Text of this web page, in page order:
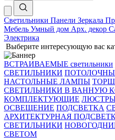
Светильники Панели Зеркала
Мебель Умный дом Арх. декор
Электрика
Выберите интересующую вас
ВСТРАИВАЕМЫЕ светильники
СВЕТИЛЬНИКИ
НАСТОЛЬНЫЕ ЛАМПЫ
СВЕТИЛЬНИКИ В ВАННУЮ
КОМПЛЕКТУЮЩИЕ
ОСВЕЩЕНИЕ ПОДСВЕТКА
АРХИТЕКТУРНАЯ
СВЕТИЛЬНИКИ
СВЕТОМ